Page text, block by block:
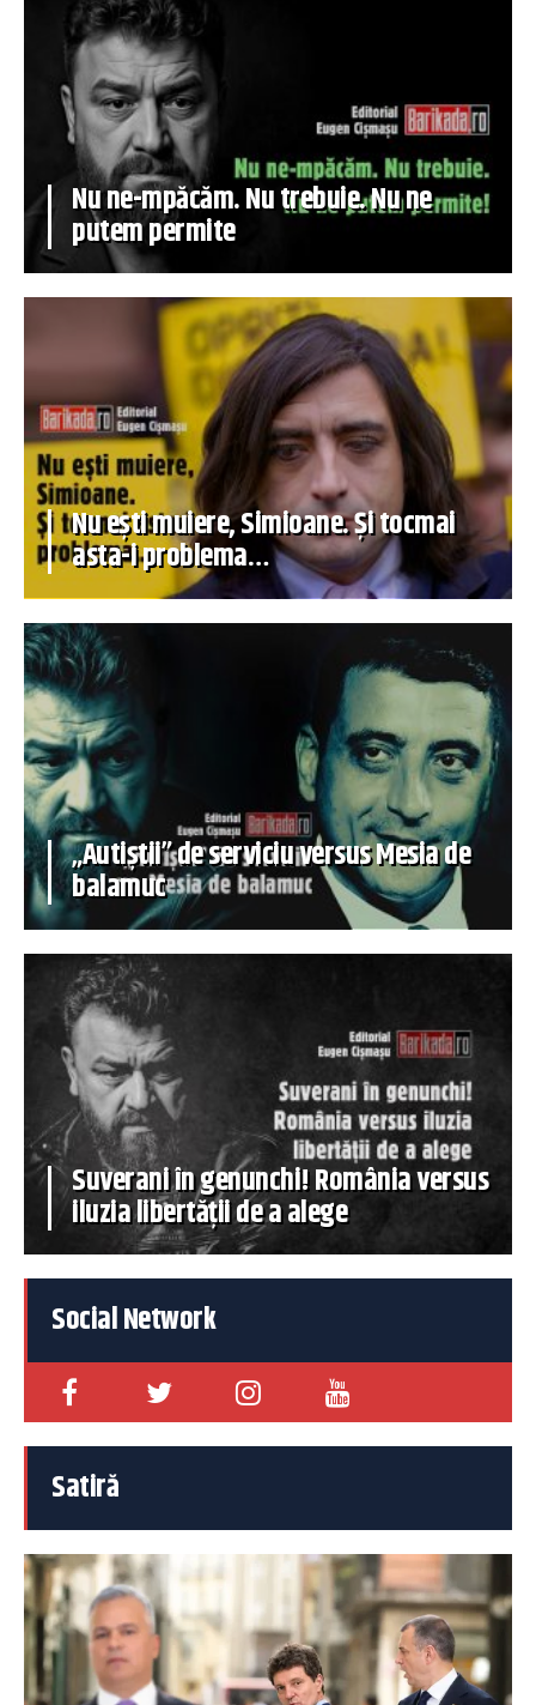
Nu ne-mpăcăm. Nu trebuie. Nu ne
putem permite
Nu ești muiere, Simioane. Și tocmai
asta-i problema…
„Autiștii” de serviciu versus Mesia de
balamuc
Suverani în genunchi! România versus
iluzia libertății de a alege
Social Network
Satiră